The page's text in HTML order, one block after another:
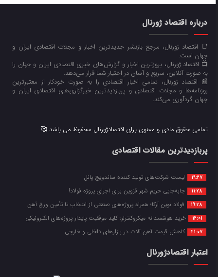
درباره اقتصاد ژورنال
📑 اقتصاد ژورنال، مرجع بازنشر جدیدترین اخبار و مجلات اقتصادی ایران و
جهان است.
📺 اقتصاد ژورنال، بروزترین اخبار و گزارش‌های خبری اقتصادی ایران و جهان را
به صورت آنلاین، سریع و آسان در اختیار شما قرار می‌‌دهد.
📰 اقتصاد ژورنال، تمامی اخبار اقتصادی را به صورت خودکار از معتبرترین
روزنامه‌ها و مجلات اقتصادی و پربازدیدترین خبرگزاری‌های اقتصادی ایران و
جهان گردآوری می‌کند.
تمامی حقوق مادی و معنوی برای اقتصادژورنال محفوظ می باشد 🥰
پربازدیدترین مقالات اقتصادی
19:27 لیست شرکت‌های تولید کننده ساندویچ پانل
11:28 جابه‌جایی حریم شهر قزوین برای اجرای پروژه فولاد!
19:28 فولاد نوین آرکا؛ همراه پروژه‌های صنعتی از انتخاب تا تأمین ورق آهن
12:01 خرید هوشمندانه میکروکنترلر؛ کلید موفقیت پایدار پروژه‌های الکترونیکی
21:07 کاهش قیمت آهن آلات در بازارهای داخلی و خارجی
اعتبار اقتصادژورنال